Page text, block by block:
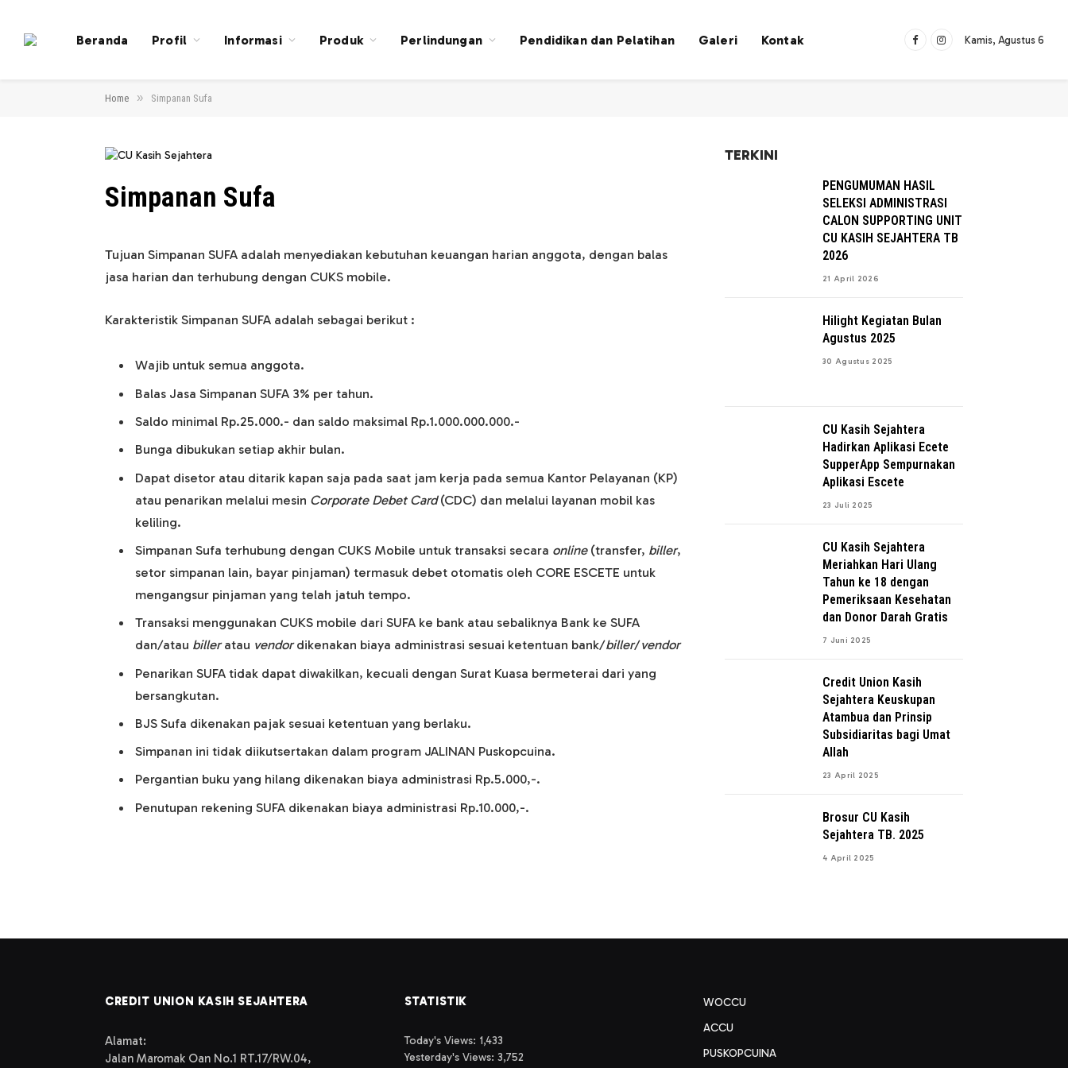
Beranda Profil Informasi Produk Perlindungan Pendidikan dan Pelatihan Galeri Kontak FacebookInstagram
Kamis, Agustus 6
Home » Simpanan Sufa
Simpanan Sufa
Tujuan Simpanan SUFA adalah menyediakan kebutuhan keuangan harian anggota, dengan balas
jasa harian dan terhubung dengan CUKS mobile.
Karakteristik Simpanan SUFA adalah sebagai berikut :
Wajib untuk semua anggota.
Balas Jasa Simpanan SUFA 3% per tahun.
Saldo minimal Rp.25.000.- dan saldo maksimal Rp.1.000.000.000.-
Bunga dibukukan setiap akhir bulan.
Dapat disetor atau ditarik kapan saja pada saat jam kerja pada semua Kantor Pelayanan (KP)
atau penarikan melalui mesin Corporate Debet Card(CDC) dan melalui layanan mobil kas
keliling.
Simpanan Sufa terhubung dengan CUKS Mobile untuk transaksi secara online (transfer, biller,
setor simpanan lain, bayar pinjaman) termasuk debet otomatis oleh CORE ESCETE untuk
mengangsur pinjaman yang telah jatuh tempo.
Transaksi menggunakan CUKS mobile dari SUFA ke bank atau sebaliknya Bank ke SUFA
dan/atau billeratau vendordikenakan biaya administrasi sesuai ketentuan bank/biller/vendor
Penarikan SUFA tidak dapat diwakilkan, kecuali dengan Surat Kuasa bermeterai dari yang
bersangkutan.
BJS Sufa dikenakan pajak sesuai ketentuan yang berlaku.
Simpanan ini tidak diikutsertakan dalam program JALINAN Puskopcuina.
Pergantian buku yang hilang dikenakan biaya administrasi Rp.5.000,-.
Penutupan rekening SUFA dikenakan biaya administrasi Rp.10.000,-.
TERKINI
PENGUMUMAN HASIL
SELEKSI ADMINISTRASI
CALON SUPPORTING UNIT
CU KASIH SEJAHTERA TB
2026
21 April 2026
Hilight Kegiatan Bulan
Agustus 2025
30 Agustus 2025
CU Kasih Sejahtera
Hadirkan Aplikasi Ecete
SupperApp Sempurnakan
Aplikasi Escete
23 Juli 2025
CU Kasih Sejahtera
Meriahkan Hari Ulang
Tahun ke 18 dengan
Pemeriksaan Kesehatan
dan Donor Darah Gratis
7 Juni 2025
Credit Union Kasih
Sejahtera Keuskupan
Atambua dan Prinsip
Subsidiaritas bagi Umat
Allah
23 April 2025
Brosur CU Kasih
Sejahtera TB. 2025
4 April 2025
CREDIT UNION KASIH SEJAHTERA
Alamat:
Jalan Maromak Oan No.1 RT.17/RW.04,
STATISTIK
Today's Views: 1,433
Yesterday's Views: 3,752
WOCCU
ACCU
PUSKOPCUINA